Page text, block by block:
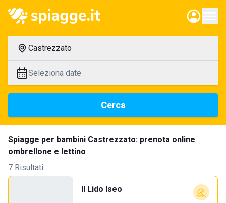
Castrezzato
Seleziona date
Cerca
Spiagge per bambini Castrezzato: prenota online
ombrellone e lettino
7 Risultati
Il Lido Iseo